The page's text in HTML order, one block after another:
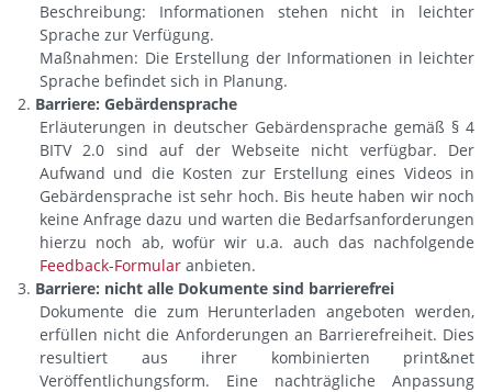
Beschreibung: Informationen stehen nicht in leichter
Sprache zur Verfügung.
Maßnahmen: Die Erstellung der Informationen in leichter
Sprache befindet sich in Planung.
Barriere: Gebärdensprache
Erläuterungen in deutscher Gebärdensprache gemäß § 4
BITV 2.0 sind auf der Webseite nicht verfügbar. Der
Aufwand und die Kosten zur Erstellung eines Videos in
Gebärdensprache ist sehr hoch. Bis heute haben wir noch
keine Anfrage dazu und warten die Bedarfsanforderungen
hierzu noch ab, wofür wir u.a. auch das nachfolgende
Feedback-Formular anbieten.
Barriere: nicht alle Dokumente sind barrierefrei
Dokumente die zum Herunterladen angeboten werden,
erfüllen nicht die Anforderungen an Barrierefreiheit. Dies
resultiert aus ihrer kombinierten print&net
Veröffentlichungsform. Eine nachträgliche Anpassung